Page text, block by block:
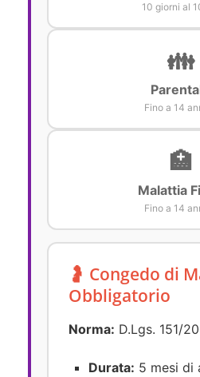
10 giorni al
👪
Fino a 14
🏥
Malattia
Fino a 14
🤰 Congedo di
Obbligatorio
Norma: D.Lgs. 151/
Durata: 5 mesi di